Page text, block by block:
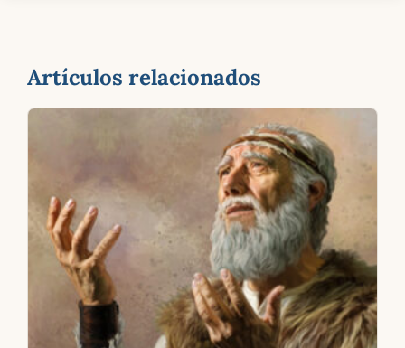
Artículos relacionados